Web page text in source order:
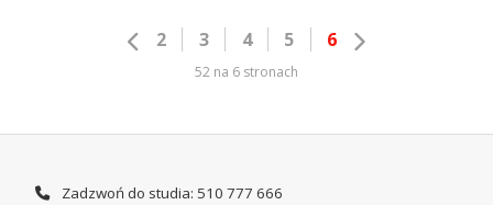
2 3 4 5 6
52 na 6 stronach
Zadzwoń do studia: 510 777 666